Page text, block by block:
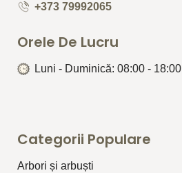
+373 79992065
Orele De Lucru
Luni - Duminică: 08:00 - 18:00
Categorii Populare
Arbori și arbuști